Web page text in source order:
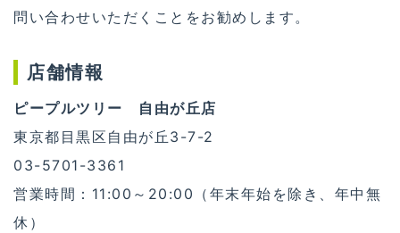
問い合わせいただくことをお勧めします。
店舗情報
ピープルツリー 自由が丘店
東京都目黒区自由が丘3-7-2
03-5701-3361
営業時間：11:00～20:00（年末年始を除き、年中無
休）